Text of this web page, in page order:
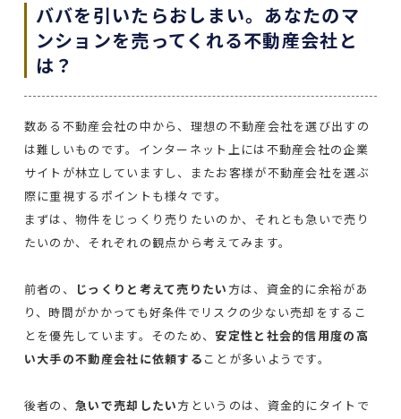
ババを引いたらおしまい。あなたのマ
ンションを売ってくれる不動産会社と
は？
数ある不動産会社の中から、理想の不動産会社を選び出すの
は難しいものです。インターネット上には不動産会社の企業
サイトが林立していますし、またお客様が不動産会社を選ぶ
際に重視するポイントも様々です。
まずは、物件をじっくり売りたいのか、それとも急いで売り
たいのか、それぞれの観点から考えてみます。
前者の、 じっくりと考えて売りたい 方は、資金的に余裕があ
り、時間がかかっても好条件でリスクの少ない売却をするこ
とを優先しています。そのため、 安定性と社会的信用度の高
い大手の不動産会社に依頼する ことが多いようです。
後者の、急いで売却したい方というのは、資金的にタイトで